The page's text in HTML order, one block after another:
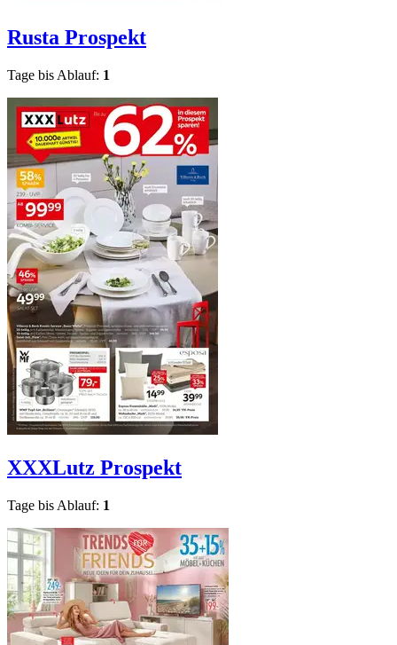
Rusta Prospekt
Tage bis Ablauf: 1
XXXLutz Prospekt
Tage bis Ablauf: 1